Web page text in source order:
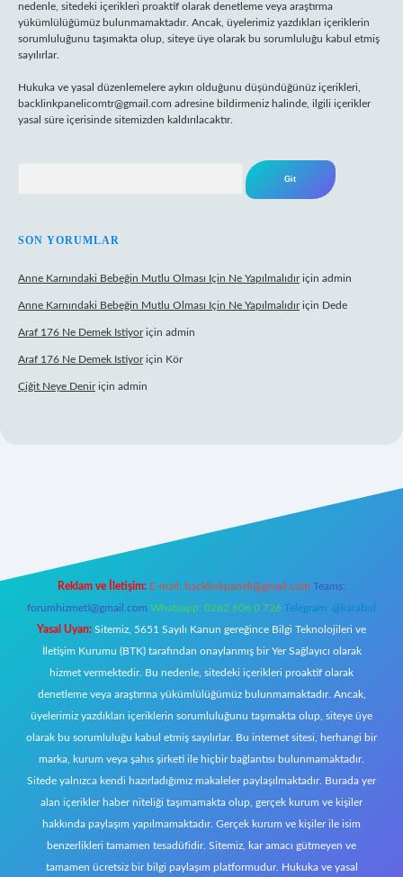
nedenle, sitedeki içerikleri proaktif olarak denetleme veya araştırma
yükümlülüğümüz bulunmamaktadır. Ancak, üyelerimiz yazdıkları içeriklerin
sorumluluğunu taşımakta olup, siteye üye olarak bu sorumluluğu kabul etmiş
sayılırlar.
Hukuka ve yasal düzenlemelere aykırı olduğunu düşündüğünüz içerikleri,
backlinkpanelicomtr@gmail.com adresine bildirmeniz halinde, ilgili içerikler
yasal süre içerisinde sitemizden kaldırılacaktır.
SON YORUMLAR
Anne Karnındaki Bebeğin Mutlu Olması Için Ne Yapılmalıdıriçin admin
Anne Karnındaki Bebeğin Mutlu Olması Için Ne Yapılmalıdıriçin Dede
Araf 176 Ne Demek Istiyoriçin admin
Araf 176 Ne Demek Istiyoriçin Kör
Çiğit Neye Deniriçin admin
Reklam ve İletişim: E-mail: backlinkpaneli@gmail.com Teams:
forumhizmeti@gmail.com Whatsapp: 0262 606 0 726 Telegram: @karabul
Yasal Uyarı: Sitemiz, 5651 Sayılı Kanun gereğince Bilgi Teknolojileri ve
İletişim Kurumu (BTK) tarafından onaylanmış bir Yer Sağlayıcı olarak
hizmet vermektedir. Bu nedenle, sitedeki içerikleri proaktif olarak
denetleme veya araştırma yükümlülüğümüz bulunmamaktadır. Ancak,
üyelerimiz yazdıkları içeriklerin sorumluluğunu taşımakta olup, siteye üye
olarak bu sorumluluğu kabul etmiş sayılırlar. Bu internet sitesi, herhangi bir
marka, kurum veya şahıs şirketi ile hiçbir bağlantısı bulunmamaktadır.
Sitede yalnızca kendi hazırladığımız makaleler paylaşılmaktadır. Burada yer
alan içerikler haber niteliği taşımamakta olup, gerçek kurum ve kişiler
hakkında paylaşım yapılmamaktadır. Gerçek kurum ve kişiler ile isim
benzerlikleri tamamen tesadüfidir. Sitemiz, kar amacı gütmeyen ve
tamamen ücretsiz bir bilgi paylaşım platformudur. Hukuka ve yasal